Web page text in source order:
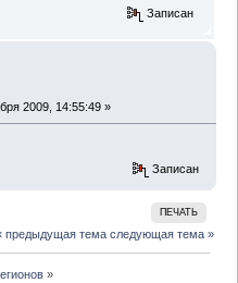
Записан
2009, 14:55:49 »
Записан
ПЕЧАТЬ
предыдущая тема следующая тема »
»